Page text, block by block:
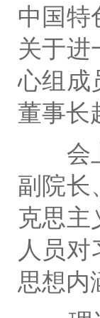
中国特
关于进
心组成
董事长
会
副院长
克思主
人员
思想内